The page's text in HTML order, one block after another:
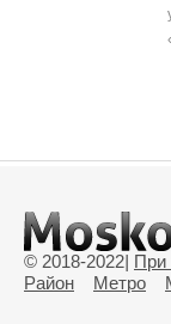
© 2018-2022| При
Район
Метро